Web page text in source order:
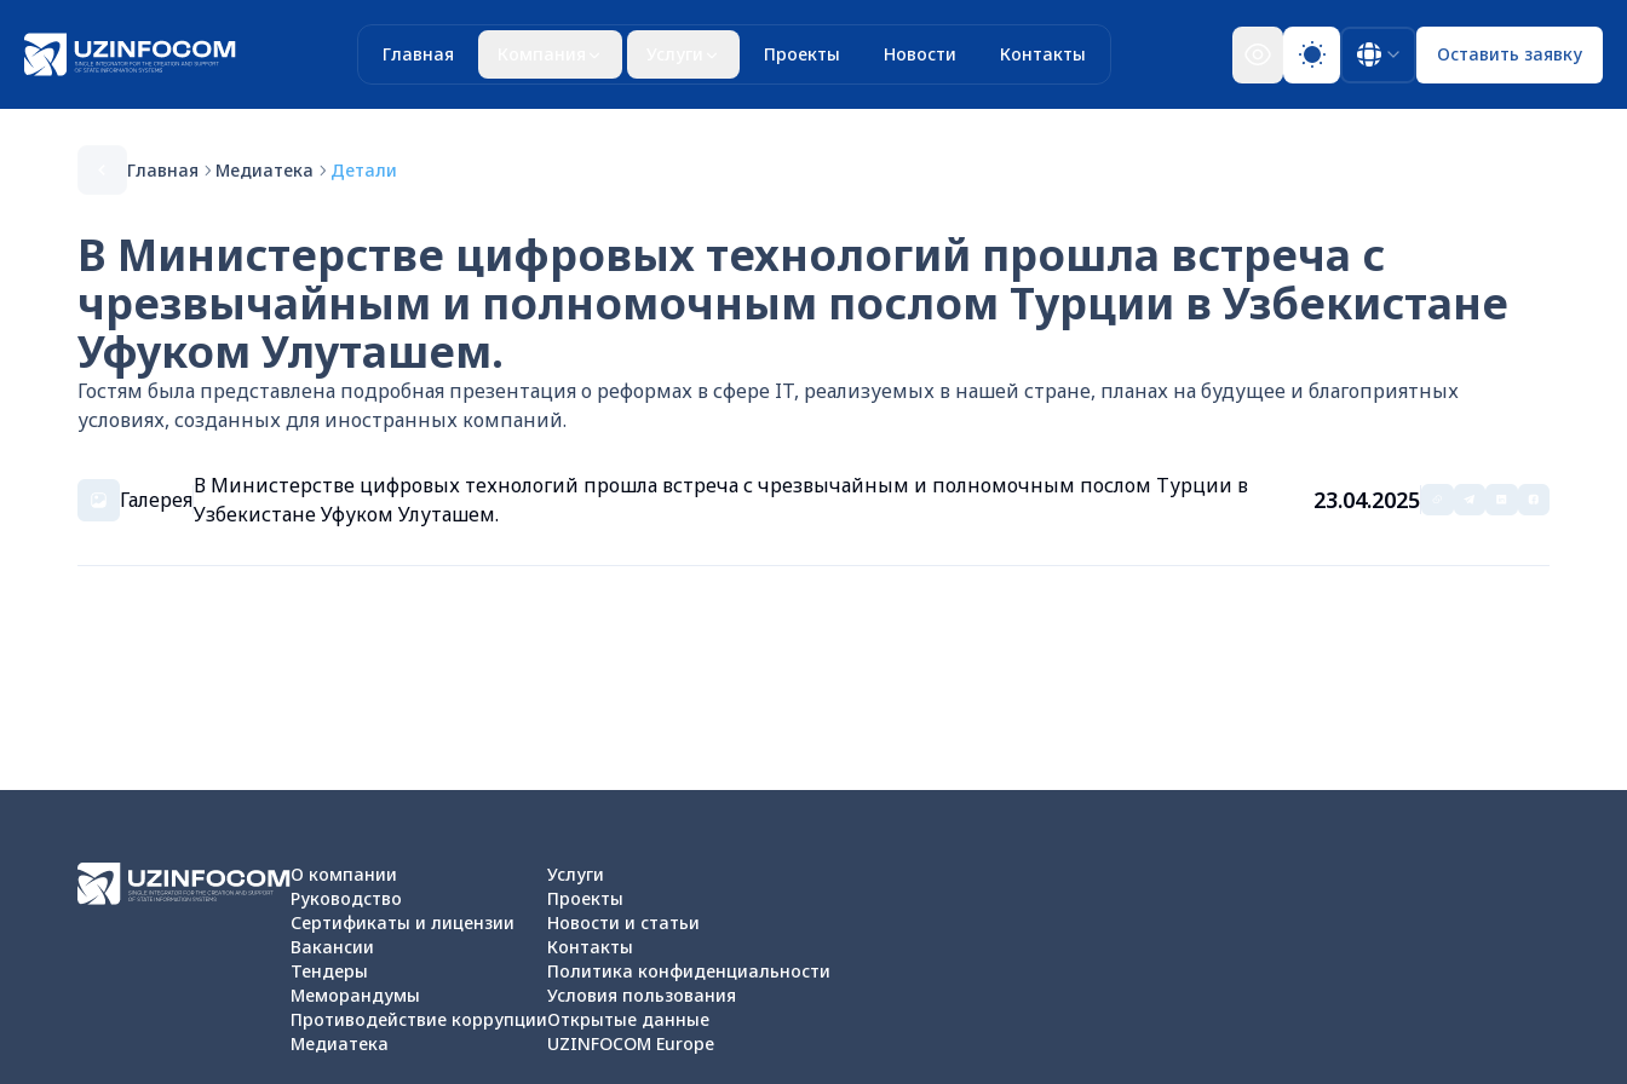
Главная Проекты Новости Контакты Оставить заявку
Главная Медиатека Детали
В Министерстве цифровых технологий прошла встреча с
чрезвычайным и полномочным послом Турции в Узбекистане
Уфуком Улуташем.
Гостям была представлена подробная презентация о реформах в сфере IT, реализуемых в нашей стране, планах на будущее и благоприятных
условиях, созданных для иностранных компаний.
Галерея
В Министерстве цифровых технологий прошла встреча с чрезвычайным и полномочным послом Турции в
Узбекистане Уфуком Улуташем.
23.04.2025
О компании
Руководство
Сертификаты и лицензии
Вакансии
Тендеры
Меморандумы
Противодействие коррупции
Медиатека
Услуги
Проекты
Новости и статьи
Контакты
Политика конфиденциальности
Условия пользования
Открытые данные
UZINFOCOM Europe